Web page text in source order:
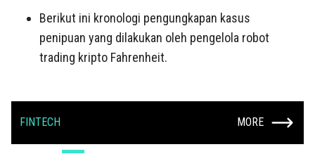
Berikut ini kronologi pengungkapan kasus
penipuan yang dilakukan oleh pengelola robot
trading kripto Fahrenheit.
FINTECH MORE